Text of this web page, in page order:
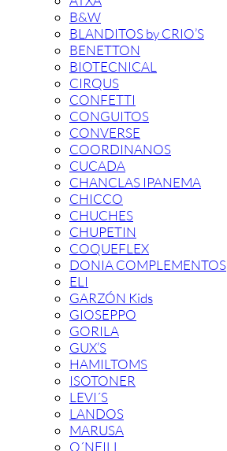
B&W
BLANDITOS by CRIO’S
BENETTON
BIOTECNICAL
CIRQUS
CONFETTI
CONGUITOS
CONVERSE
COORDINANOS
CUCADA
CHANCLAS IPANEMA
CHICCO
CHUCHES
CHUPETIN
COQUEFLEX
DONIA COMPLEMENTOS
ELI
GARZÓN Kids
GIOSEPPO
GORILA
GUX’S
HAMILTOMS
ISOTONER
LEVI´S
LANDOS
MARUSA
O´NEILL